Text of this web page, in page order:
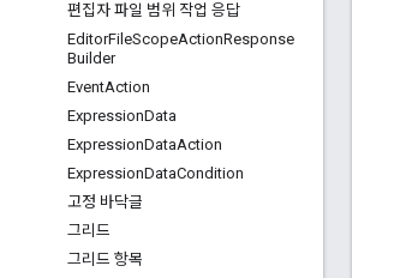
편집자 파일 범위 작업 응답
EditorFileScopeActionResponse
Builder
EventAction
ExpressionData
ExpressionDataAction
ExpressionDataCondition
고정 바닥글
그리드
그리드 항목